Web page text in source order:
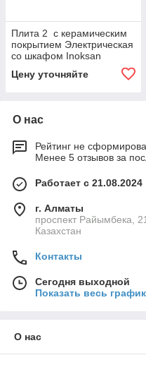
Плита 2 с керамическим
покрытием Электрическая
со шкафом Inoksan
Цену уточняйте
О нас
Рейтинг не
Менее 5 отзывов за
Работает с 21.08.2024
г. Алматы
проспект Райымбека,
Казахстан
Контакты
Сегодня выходной
Показать весь
О нас